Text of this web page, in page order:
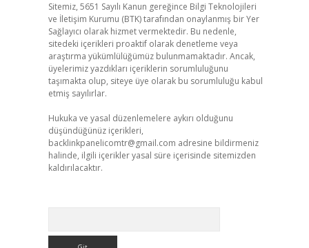
Sitemiz, 5651 Sayılı Kanun gereğince Bilgi Teknolojileri
ve İletişim Kurumu (BTK) tarafından onaylanmış bir Yer
Sağlayıcı olarak hizmet vermektedir. Bu nedenle,
sitedeki içerikleri proaktif olarak denetleme veya
araştırma yükümlülüğümüz bulunmamaktadır. Ancak,
üyelerimiz yazdıkları içeriklerin sorumluluğunu
taşımakta olup, siteye üye olarak bu sorumluluğu kabul
etmiş sayılırlar.
Hukuka ve yasal düzenlemelere aykırı olduğunu
düşündüğünüz içerikleri,
backlinkpanelicomtr@gmail.com adresine bildirmeniz
halinde, ilgili içerikler yasal süre içerisinde sitemizden
kaldırılacaktır.